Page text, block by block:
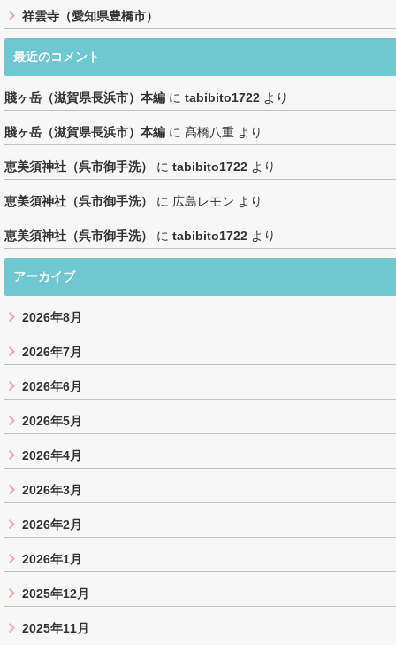
祥雲寺（愛知県豊橋市）
最近のコメント
賤ヶ岳（滋賀県長浜市）本編 に tabibito1722 より
賤ヶ岳（滋賀県長浜市）本編 に 髙橋八重 より
恵美須神社（呉市御手洗） に tabibito1722 より
恵美須神社（呉市御手洗） に 広島レモン より
恵美須神社（呉市御手洗） に tabibito1722 より
アーカイブ
2026年8月
2026年7月
2026年6月
2026年5月
2026年4月
2026年3月
2026年2月
2026年1月
2025年12月
2025年11月